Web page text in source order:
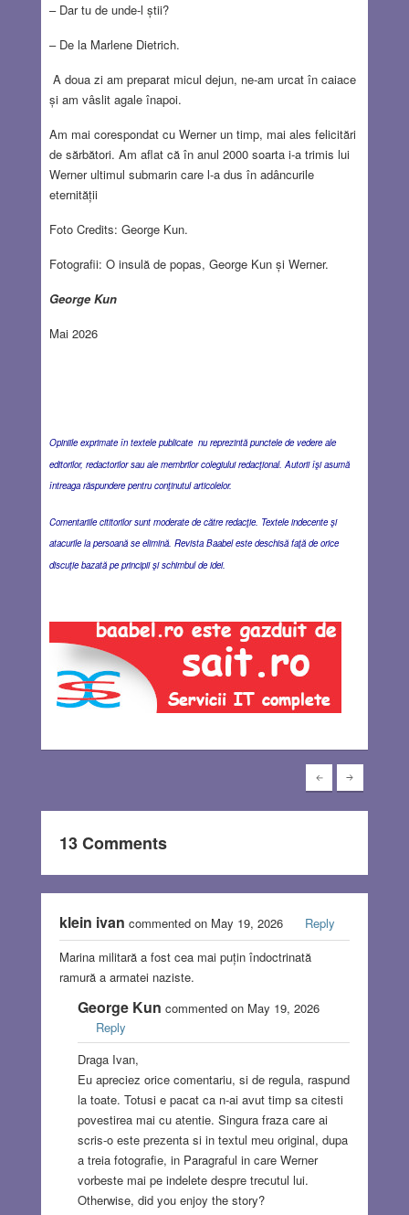
– Dar tu de unde-l știi?
– De la Marlene Dietrich.
A doua zi am preparat micul dejun, ne-am urcat în caiace
și am vâslit agale înapoi.
Am mai corespondat cu Werner un timp, mai ales felicitări
de sărbători. Am aflat că în anul 2000 soarta i-a trimis lui
Werner ultimul submarin care l-a dus în adâncurile
eternității
Foto Credits: George Kun.
Fotografii: O insulă de popas, George Kun și Werner.
George Kun
Mai 2026
Opiniile exprimate în textele publicate nu reprezintă punctele de vedere ale
editorilor, redactorilor sau ale membrilor colegiului redacţional. Autorii îşi asumă
întreaga răspundere pentru conţinutul articolelor.
Comentariile cititorilor sunt moderate de către redacţie. Textele indecente şi
atacurile la persoană se elimină. Revista Baabel este deschisă faţă de orice
discuţie bazată pe principii şi schimbul de idei.
13 Comments
klein ivan commented on May 19, 2026
Reply
Marina militară a fost cea mai puțin îndoctrinată
ramură a armatei naziste.
George Kun commented on May 19, 2026
Reply
Draga Ivan,
Eu apreciez orice comentariu, si de regula, raspund
la toate. Totusi e pacat ca n-ai avut timp sa citesti
povestirea mai cu atentie. Singura fraza care ai
scris-o este prezenta si in textul meu original, dupa
a treia fotografie, in Paragraful in care Werner
vorbeste mai pe indelete despre trecutul lui.
Otherwise, did you enjoy the story?